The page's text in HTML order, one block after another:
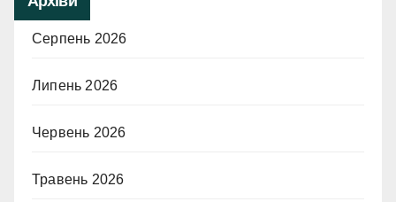
Серпень 2026
Липень 2026
Червень 2026
Травень 2026